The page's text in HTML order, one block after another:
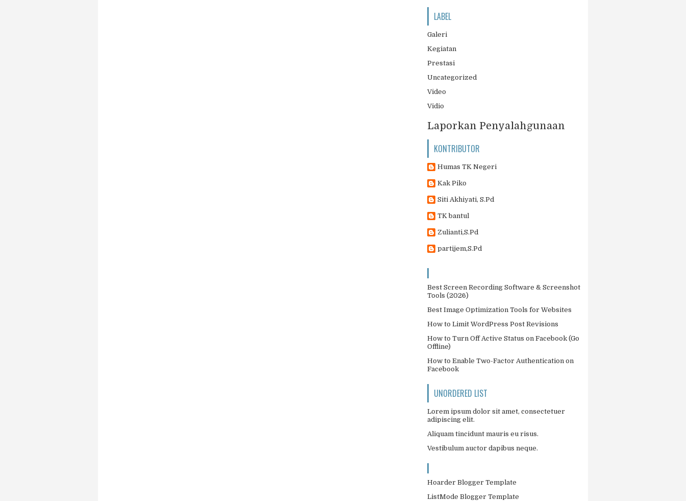
LABEL
Galeri
Kegiatan
Prestasi
Uncategorized
Video
Vidio
Laporkan Penyalahgunaan
KONTRIBUTOR
Humas TK Negeri
Kak Piko
Siti Akhiyati, S.Pd
TK bantul
Zulianti,S.Pd
partijem,S.Pd
Best Screen Recording Software & Screenshot
Tools (2026)
Best Image Optimization Tools for Websites
How to Limit WordPress Post Revisions
How to Turn Off Active Status on Facebook (Go
Offline)
How to Enable Two-Factor Authentication on
Facebook
UNORDERED LIST
Lorem ipsum dolor sit amet, consectetuer
adipiscing elit.
Aliquam tincidunt mauris eu risus.
Vestibulum auctor dapibus neque.
Hoarder Blogger Template
ListMode Blogger Template